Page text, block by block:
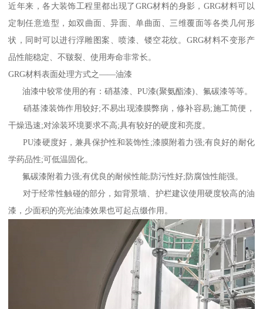
近年来，各大装饰工程里都出现了GRG材料的身影，GRG材料可以
定制任意造型，如双曲面、异面、单曲面、三维覆面等各类几何形
状，同时可以进行浮雕图案、喷漆、镂空花纹。GRG材料不变形产
品性能稳定、不皲裂、使用寿命非常长。
GRG材料表面处理方式之——油漆
油漆中较常使用的有：硝基漆、PU漆(聚氨酯漆)、氟碳漆等等。
硝基漆装饰作用较好;不易出现漆膜弊病，修补容易;施工简便，
干燥迅速;对涂装环境要求不高;具有较好的硬度和亮度。
PU漆硬度好，兼具保护性和装饰性;漆膜附着力强;有良好的耐化
学药品性;可低温固化。
氟碳漆附着力强;有优良的耐候性能;防污性好;防腐蚀性能强。
对于经常性触碰的部分，如背景墙、护栏建议使用硬度较高的油
漆，少面积的亮光油漆效果也可起点缀作用。